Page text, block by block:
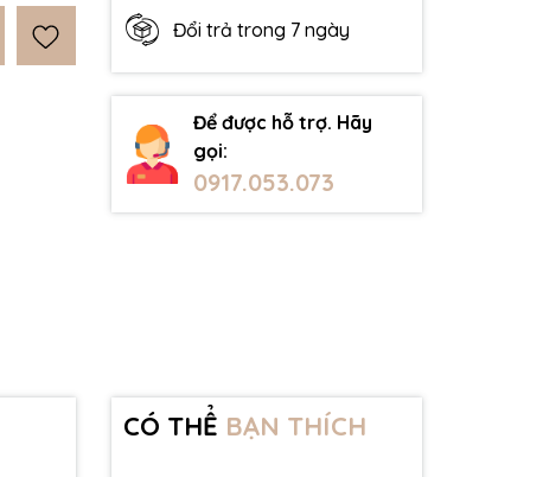
Đổi trả trong 7 ngày
Để được hỗ trợ. Hãy
gọi:
0917.053.073
CÓ THỂ BẠN THÍCH